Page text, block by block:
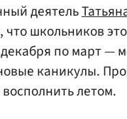
деятель
что школьников
по март —
каникулы.
летом.